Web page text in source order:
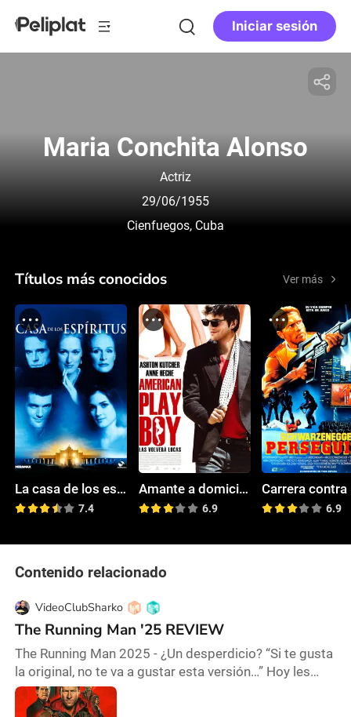
Iniciar sesión
Maria Conchita Alonso
Actriz
29/06/1955
Cienfuegos, Cuba
Títulos más conocidos Ver más
La casa de los espíritus
7.4
Amante a domicilio
6.9 6.9
Contenido relacionado
VideoClubSharko
The Running Man '25 REVIEW
The Running Man 2025 - ¿Un desperdicio? “Si te gusta
la original, no te va a gustar esta versión…” Hoy les
traigo The Running Man, una nueva versión que deja
de lado casi todo lo bueno que tenía la primera